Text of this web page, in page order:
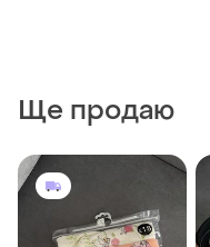
Ще продаю